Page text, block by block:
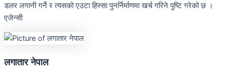
डलर लगानी गर्ने र त्यसको एउटा हिस्सा पुनर्निर्माणमा खर्च गरिने पुष्टि गरेको छ ।
एजेन्सी
लगातार नेपाल